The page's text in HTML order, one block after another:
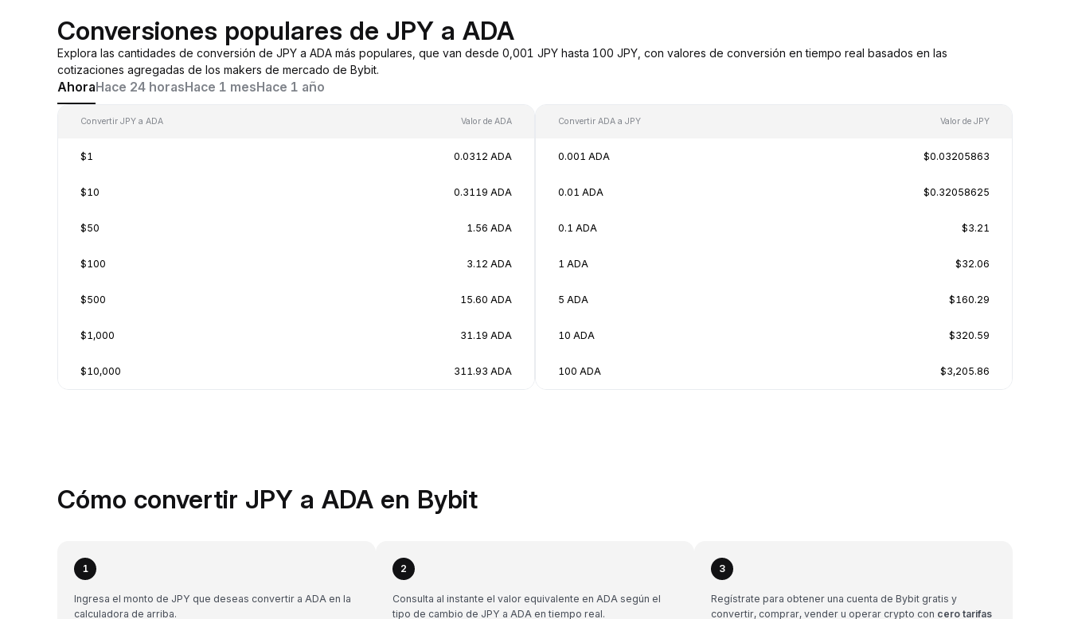
Conversiones populares de JPY a ADA
Explora las cantidades de conversión de JPY a ADA más populares, que van desde 0,001 JPY hasta 100 JPY, con valores de conversión en tiempo real basados en las
cotizaciones agregadas de los makers de mercado de Bybit.
AhoraHace 24 horasHace 1 mesHace 1 año
Convertir JPY a ADA Valor de ADA
$1 0.0312 ADA
$10 0.3119 ADA
$50 1.56 ADA
$100 3.12 ADA
$500 15.60 ADA
$1,000 31.19 ADA
$10,000 311.93 ADA
Convertir ADA a JPY Valor de JPY
0.001 ADA $0.03205863
0.01 ADA $0.32058625
0.1 ADA $3.21
1 ADA $32.06
5 ADA $160.29
10 ADA $320.59
100 ADA $3,205.86
Cómo convertir JPY a ADA en Bybit
1
Ingresa el monto de JPY que deseas convertir a ADA en la
calculadora de arriba.
2
Consulta al instante el valor equivalente en ADA según el
tipo de cambio de JPY a ADA en tiempo real.
3
Regístrate para obtener una cuenta de Bybit gratis y
convertir, comprar, vender u operar crypto con cero tarifas